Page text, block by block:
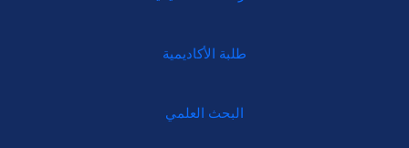
طلبة الأكاديمية
البحث العلمي